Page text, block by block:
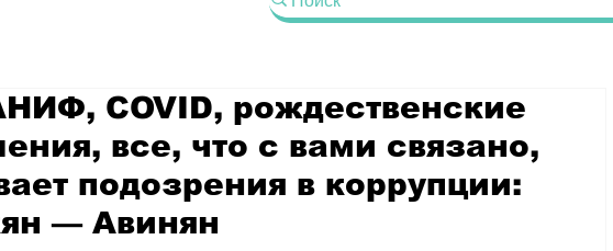
COVID, рождественские
все, что с вами связано,
подозрения в коррупции:
— Авинян